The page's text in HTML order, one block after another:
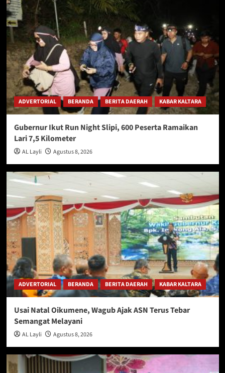
ADVERTORIAL BERANDA BERITA DAERAH KABAR KALTARA
Gubernur Ikut Run Night Slipi, 600 Peserta Ramaikan
Lari 7,5 Kilometer
AL Layli Agustus 8, 2026
ADVERTORIAL BERANDA BERITA DAERAH KABAR KALTARA
Usai Natal Oikumene, Wagub Ajak ASN Terus Tebar
Semangat Melayani
AL Layli Agustus 8, 2026